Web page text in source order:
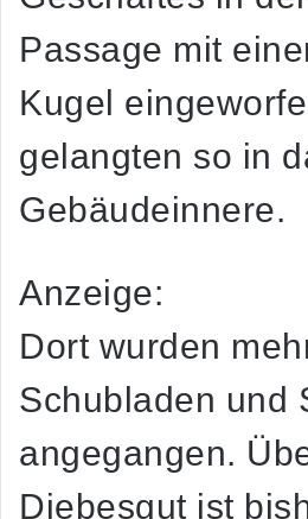
Passage mit
Kugel
gelangten so in
Gebäudeinnere.
Anzeige:
Dort wurden
Schubladen und
angegangen.
Diebesgut ist